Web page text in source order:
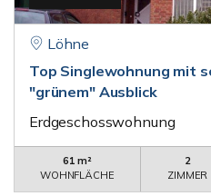
Löhne
Top Singlewohnung mit
"grünem" Ausblick
Erdgeschosswohnung
61 m²
WOHNFLÄCHE
2
ZIMMER